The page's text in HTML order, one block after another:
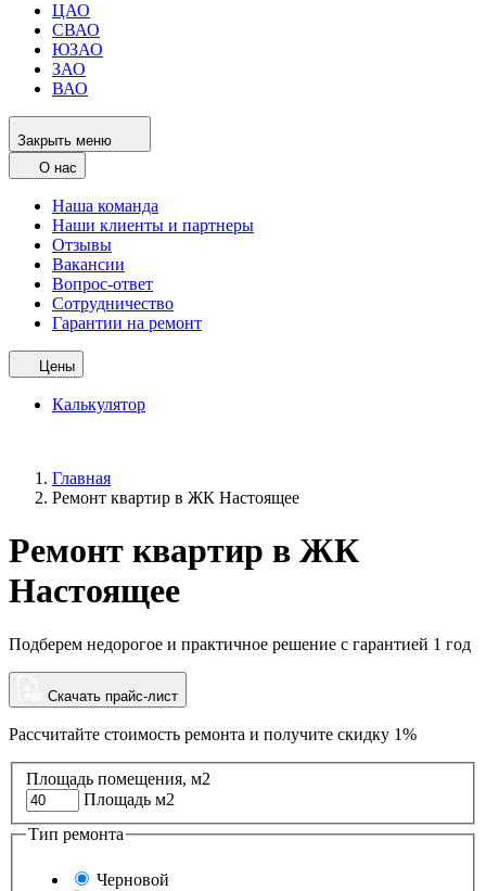
ЦАО
СВАО
ЮЗАО
ЗАО
ВАО
Закрыть меню
О нас
Наша команда
Наши клиенты и партнеры
Отзывы
Вакансии
Вопрос-ответ
Сотрудничество
Гарантии на ремонт
Цены
Калькулятор
Главная
Ремонт квартир в ЖК Настоящее
Ремонт квартир в ЖК
Настоящее
Подберем недорогое и практичное решение с гарантией 1 год
Скачать прайс-лист
Рассчитайте стоимость ремонта и получите скидку 1%
Площадь помещения, м2
Площадь м2
Тип ремонта
Черновой